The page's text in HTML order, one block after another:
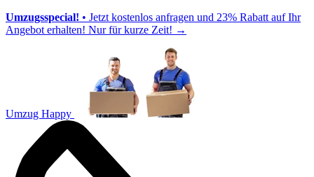
Umzugsspecial! • Jetzt kostenlos anfragen und 23% Rabatt auf Ihr
Angebot erhalten! Nur für kurze Zeit! →
Umzug Happy